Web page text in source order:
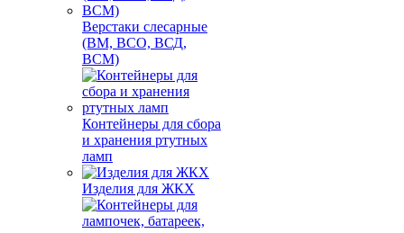
Верстаки слесарные
(ВМ, ВСО, ВСД,
ВСМ)
Контейнеры для сбора
и хранения ртутных
ламп
Изделия для ЖКХ